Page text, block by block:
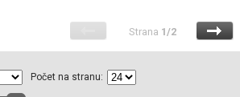
Strana 1/2
Počet na stranu: